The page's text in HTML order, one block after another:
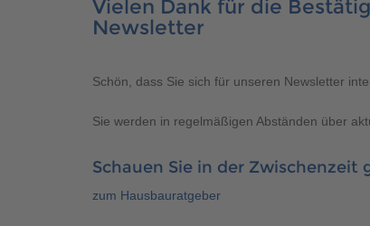
Aktionshaus
QNG-SiegelVielen Dank für die
Newsletter
Schön, dass Sie sich für unseren Newsletter
Sie werden in regelmäßigen Abständen über
Schauen Sie in der
zum Hausbauratgeber